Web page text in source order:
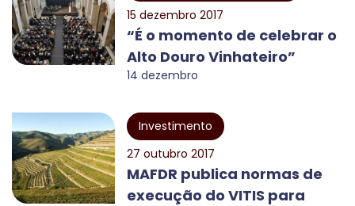
15 dezembro 2017
“É o momento de celebrar o
Alto Douro Vinhateiro”
14 dezembro
Investimento
27 outubro 2017
MAFDR publica normas de
execução do VITIS para